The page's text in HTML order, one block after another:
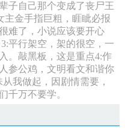
子自己那个变成了丧尸王
主金手指巨粗，睚眦必报
难了，小说应该要开心
平行架空，架的很空，一
。敲黑板，这是重点4:作
参公鸡，文明看文和谐你
我做起，因剧情需要，
千万不要学。